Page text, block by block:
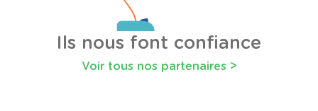
Ils nous font confiance
Voir tous nos partenaires >